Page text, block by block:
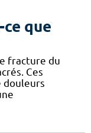
que
fracture du
Ces
douleurs